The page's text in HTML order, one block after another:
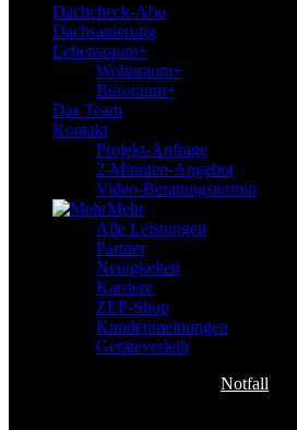
Dachcheck-Abo
Dachsanierung
Lebensraum+
Wohnraum+
Büroraum+
Das Team
Kontakt
Projekt-Anfrage
2-Minuten-Angebot
Video-Beratungstermin
Mehr
Alle Leistungen
Partner
Neuigkeiten
Karriere
ZEP-Shop
Kundenmeinungen
Geräteverleih
Notfall